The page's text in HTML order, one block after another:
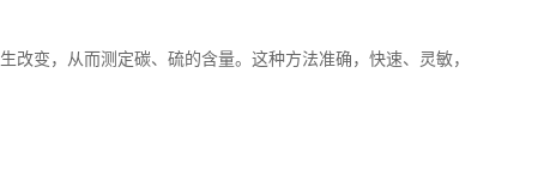
变，从而测定碳、硫的含量。这种方法准确，快速、灵敏，